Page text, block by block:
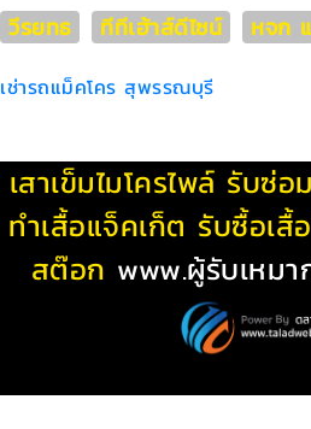
วีรยทธ
ทีทีเฮ้าส์ดีไซน์ หจก
เช่ารถแม็คโคร สุพรรณบุรี
เสาเข็มไมโครไพล์ รับซ่อ
ทําเสื้อแจ็คเก็ต รับซื้อเสื้
สต๊อก www.ผู้รับเหม